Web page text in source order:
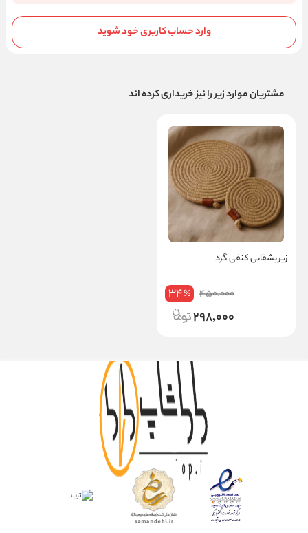
وارد حساب کاربری خود شوید
مشتریان موارد زیر را نیز خریداری کرده اند
زیر بشقابی کنفی گرد
450,000
34%
298,000